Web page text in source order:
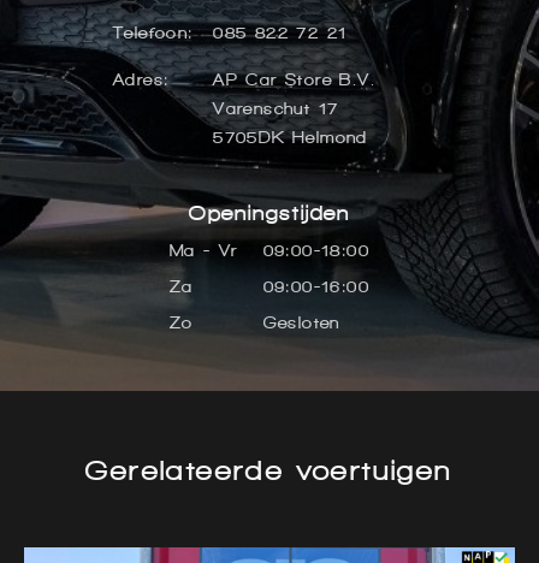
Telefoon: 085 822 72 21
Adres:
AP Car Store B.V.
Varenschut 17
5705DK Helmond
Openingstijden
Ma - Vr
09:00-18:00
Za
09:00-16:00
Zo
Gesloten
Gerelateerde voertuigen